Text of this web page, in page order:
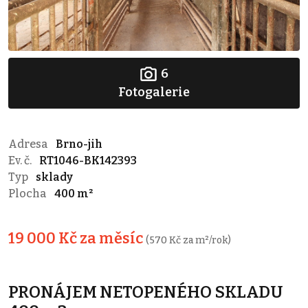
6
Fotogalerie
Adresa
Brno-jih
Ev. č.
RT1046-BK142393
Typ
sklady
Plocha
400 m²
19 000 Kč za měsíc (570 Kč za m²/rok)
PRONÁJEM NETOPENÉHO SKLADU